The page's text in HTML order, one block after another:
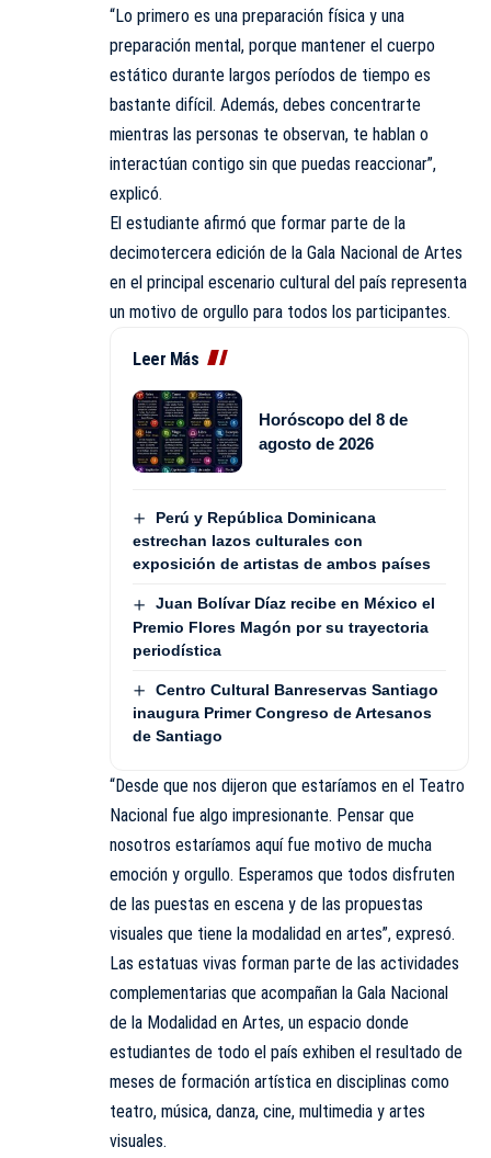
“Lo primero es una preparación física y una
preparación mental, porque mantener el cuerpo
estático durante largos períodos de tiempo es
bastante difícil. Además, debes concentrarte
mientras las personas te observan, te hablan o
interactúan contigo sin que puedas reaccionar”,
explicó.
El estudiante afirmó que formar parte de la
decimotercera edición de la Gala Nacional de Artes
en el principal escenario cultural del país representa
un motivo de orgullo para todos los participantes.
Leer Más
Horóscopo del 8 de
agosto de 2026
Perú y República Dominicana
estrechan lazos culturales con
exposición de artistas de ambos países
Juan Bolívar Díaz recibe en México el
Premio Flores Magón por su trayectoria
periodística
Centro Cultural Banreservas Santiago
inaugura Primer Congreso de Artesanos
de Santiago
“Desde que nos dijeron que estaríamos en el Teatro
Nacional fue algo impresionante. Pensar que
nosotros estaríamos aquí fue motivo de mucha
emoción y orgullo. Esperamos que todos disfruten
de las puestas en escena y de las propuestas
visuales que tiene la modalidad en artes”, expresó.
Las estatuas vivas forman parte de las actividades
complementarias que acompañan la Gala Nacional
de la Modalidad en Artes, un espacio donde
estudiantes de todo el país exhiben el resultado de
meses de formación artística en disciplinas como
teatro, música, danza, cine, multimedia y artes
visuales.